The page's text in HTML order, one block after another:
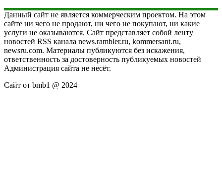
Данный сайт не является коммерческим проектом. На этом
сайте ни чего не продают, ни чего не покупают, ни какие
услуги не оказываются. Сайт представляет собой ленту
новостей RSS канала news.rambler.ru, kommersant.ru,
newsru.com. Материалы публикуются без искажения,
ответственность за достоверность публикуемых новостей
Администрация сайта не несёт.
Сайт от bmb1 @ 2024